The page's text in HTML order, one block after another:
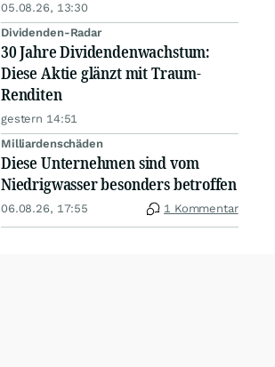
05.08.26, 13:30
Dividenden-Radar
30 Jahre Dividendenwachstum:
Diese Aktie glänzt mit Traum-
Renditen
gestern 14:51
Milliardenschäden
Diese Unternehmen sind vom
Niedrigwasser besonders betroffen
06.08.26, 17:55 1 Kommentar